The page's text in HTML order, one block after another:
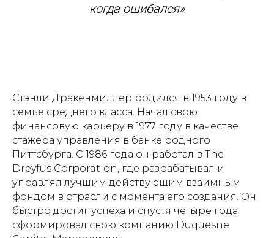
когда ошибался»
Стэнли Дракенмиллер родился в 1953 году в
семье среднего класса. Начал свою
финансовую карьеру в 1977 году в качестве
стажера управления в банке родного
Питтсбурга. С 1986 года он работал в The
Dreyfus Corporation, где разрабатывал и
управлял лучшим действующим взаимным
фондом в отрасли с момента его создания. Он
быстро достиг успеха и спустя четыре года
сформировал свою компанию Duquesne